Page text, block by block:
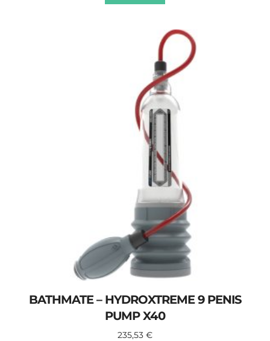
BATHMATE – HYDROXTREME 9 PENIS
PUMP X40
235,53 €